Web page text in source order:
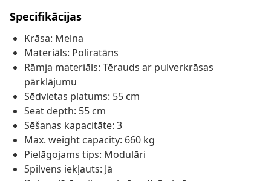
Specifikācijas
Krāsa: Melna
Materiāls: Poliratāns
Rāmja materiāls: Tērauds ar pulverkrāsas
pārklājumu
Sēdvietas platums: 55 cm
Seat depth: 55 cm
Sēšanas kapacitāte: 3
Max. weight capacity: 660 kg
Pielāgojams tips: Modulāri
Spilvens iekļauts: Jā